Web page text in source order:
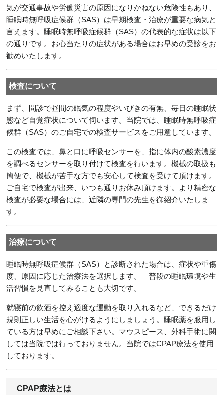
気が交通事故や労働災害の原因になりかねない危険性もあり、
睡眠時無呼吸症候群（SAS）は早期検査・治療が重要な病気と
言えます。睡眠時無呼吸症候群（SAS）の代表的な症状は以下
の通りです。お心当たりの症状がある場合はお早めの受診をお
勧めいたします。
検査について
まず、問診で昼間の眠気の程度やいびきの有無、毎日の睡眠状
態など自覚症状について伺います。当院では、睡眠時無呼吸症
候群（SAS）のご自宅での検査サービスをご用意しています。
この検査では、鼻と口に呼吸センサーを、指に体内の酸素濃度
を調べるセンサーを取り付けて検査を行います。機械の取扱も
簡便で、機械が苦手な方でも安心して検査を受けて頂けます。
ご自宅で検査が出来、いつも通りお休み頂けます。より精密な
検査が必要な場合には、近隣の専門の先生を御紹介いたしま
す。
治療について
睡眠時無呼吸症候群（SAS）と診断された場合は、症状や重傷
度、原因に応じた治療法を選択します。 普段の睡眠環境や生
活習慣を見直してみることも大切です。
就寝前の飲酒を控え適度な運動を取り入れるなど、できるだけ
規則正しい生活を心がけるようにしましょう。睡眠薬を服用し
ている方は早めにご相談下さい。マウスピース、外科手術に関
しては当院では行っておりません。当院ではCPAP療法を使用
しております。
CPAP療法とは